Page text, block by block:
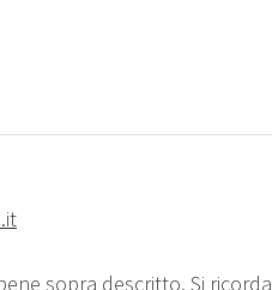
sopra descritto. Si ricorda